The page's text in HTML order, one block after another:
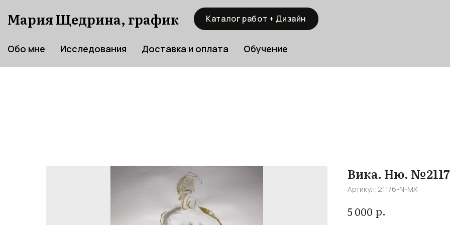
Мария Щедрина, график Каталог работ + Дизайн
Обо мне Исследования Доставка и оплата Обучение
Вика. Ню.
Артикул: 21176-N-MX
5 000 р.